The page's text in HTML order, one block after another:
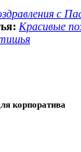
с
Красивые
корпоратива